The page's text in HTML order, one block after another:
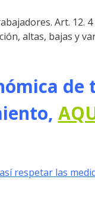
Art. 12. 4
altas, bajas y
de
respetar las